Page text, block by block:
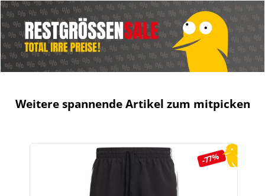
Weitere spannende Artikel zum mitpicken
Produktgalerie überspringen
-77%